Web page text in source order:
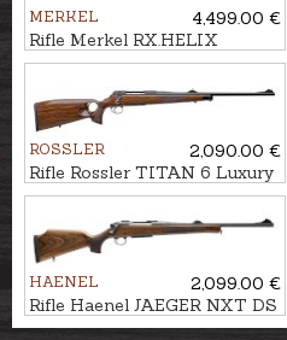
MERKEL
4,499.00 €
Rifle Merkel RX.HELIX
Speedster cal. .300Win.Mag.
ROSSLER
2,090.00 €
Rifle Rossler TITAN 6 Luxury
Thumbhole cal. .300Win.Mag.
HAENEL
2,099.00 €
Rifle Haenel JAEGER NXT DS
cal. .30-06 M15x1